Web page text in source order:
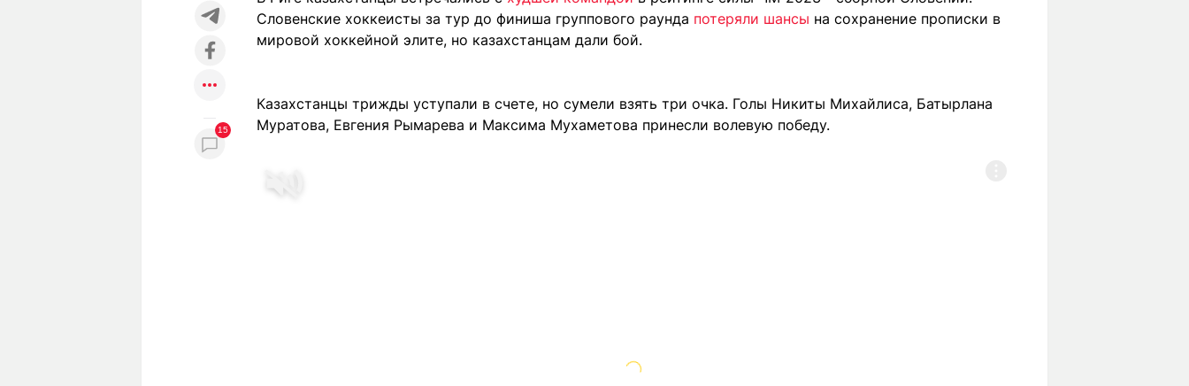
+7 (777) 001 44 99
Реклама
+7 (700) 3 888 188
Мы в социальных сетях
15
Словенские хоккеисты за тур до финиша группового раунда потеряли шансы на сохранение прописки в
мировой хоккейной элите, но казахстанцам дали бой.
Казахстанцы трижды уступали в счете, но сумели взять три очка. Голы Никиты Михайлиса, Батырлана
Муратова, Евгения Рымарева и Максима Мухаметова принесли волевую победу.